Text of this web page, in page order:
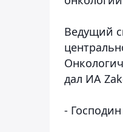
Ведущий
дал ИА
-